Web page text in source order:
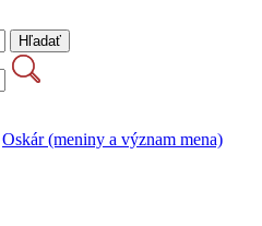
Oskár (meniny a význam mena)